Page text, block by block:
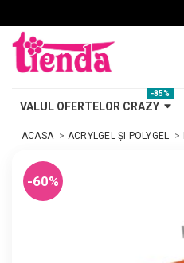
VALUL OFERTELOR CRAZY
-85%
ACASA ACRYLGEL ȘI POLYGEL
-60%